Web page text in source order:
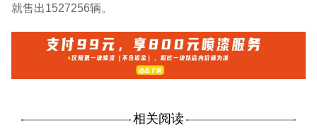
就售出1527256辆。
相关阅读